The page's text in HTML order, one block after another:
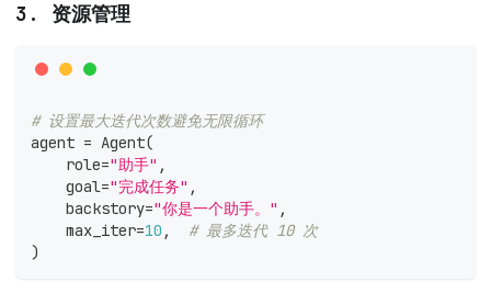
3. 资源管理
# 设置最大迭代次数避免无限循环
agent = Agent(
    role
="助手" ,
    goal
="完成任务" ,
    backstory
="你是一个助手。" ,
    max_iter
=10 ,
# 最多迭代 10 次
)